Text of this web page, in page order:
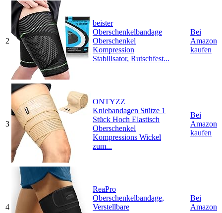
2
beister
Oberschenkelbandage
Oberschenkel
Kompression
Stabilisator, Rutschfest...
Bei
Amazon
kaufen
3
ONTYZZ
Kniebandagen Stütze 1
Stück Hoch Elastisch
Oberschenkel
Kompressions Wickel
zum...
Bei
Amazon
kaufen
4
ReaPro
Oberschenkelbandage,
Verstellbare
Bei
Amazon